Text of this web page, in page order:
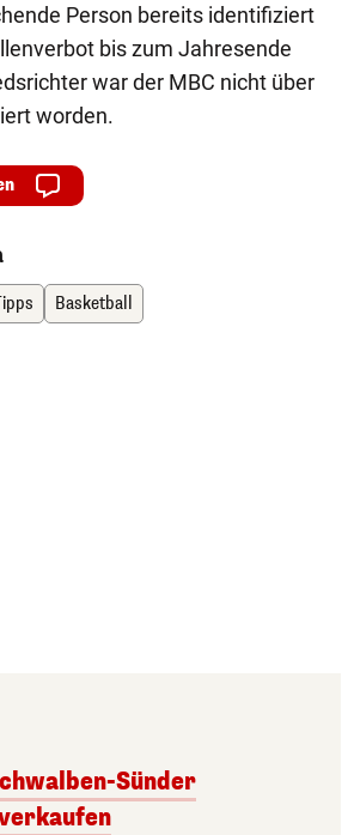
Person bereits identifiziert
bis zum Jahresende
war der MBC nicht über
worden.
Basketball
Sünder